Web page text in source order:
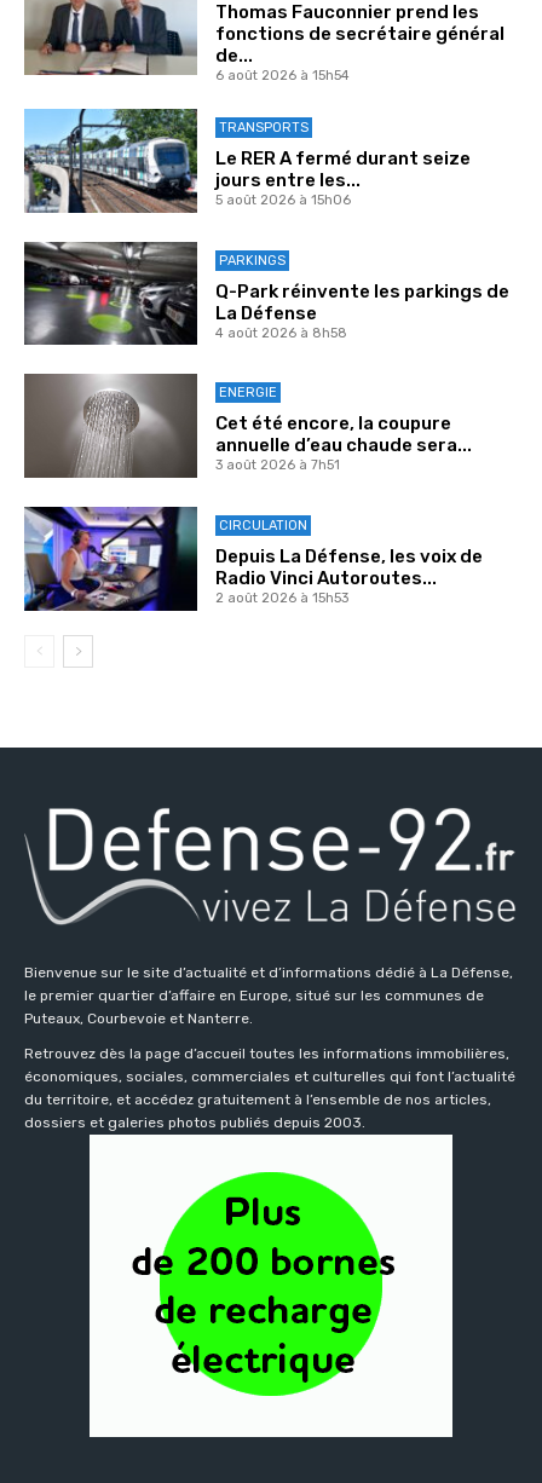
Thomas Fauconnier prend les
fonctions de secrétaire général
de...
6 août 2026 à 15h54
TRANSPORTS
Le RER A fermé durant seize
jours entre les...
5 août 2026 à 15h06
PARKINGS
Q-Park réinvente les parkings de
La Défense
4 août 2026 à 8h58
ENERGIE
Cet été encore, la coupure
annuelle d’eau chaude sera...
3 août 2026 à 7h51
CIRCULATION
Depuis La Défense, les voix de
Radio Vinci Autoroutes...
2 août 2026 à 15h53
Bienvenue sur le site d’actualité et d’informations dédié à La Défense,
le premier quartier d’affaire en Europe, situé sur les communes de
Puteaux, Courbevoie et Nanterre.
Retrouvez dès la page d’accueil toutes les informations immobilières,
économiques, sociales, commerciales et culturelles qui font l’actualité
du territoire, et accédez gratuitement à l’ensemble de nos articles,
dossiers et galeries photos publiés depuis 2003.